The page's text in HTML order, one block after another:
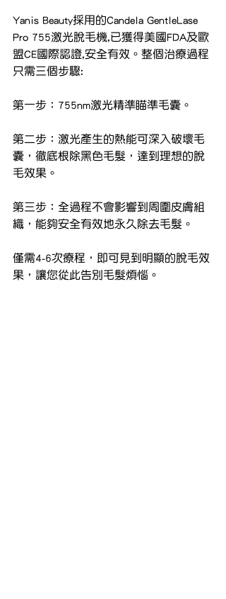
Yanis Beauty採用的Candela GentleLase
Pro 755激光脫毛機,已獲得美國FDA及歐
盟CE國際認證,安全有效。整個治療過程
只需三個步驟:
第一步：755nm激光精準瞄準毛囊。
第二步：激光產生的熱能可深入破壞毛
囊，徹底根除黑色毛髮，達到理想的脫
毛效果。
第三步：全過程不會影響到周圍皮膚組
織，能夠安全有效地永久除去毛髮。
僅需4-6次療程，即可見到明顯的脫毛效
果，讓您從此告別毛髮煩惱。